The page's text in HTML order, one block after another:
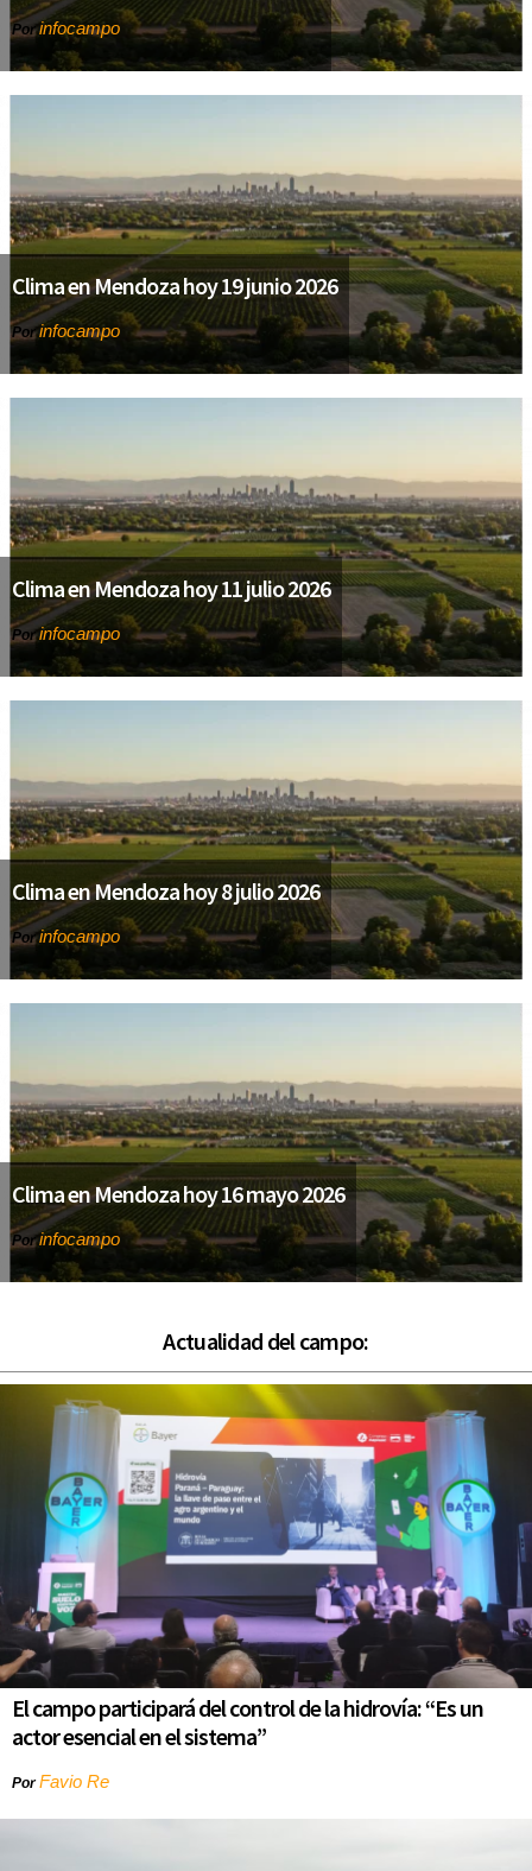
Porinfocampo
Clima en Mendoza hoy 19 junio 2026
Porinfocampo
Clima en Mendoza hoy 11 julio 2026
Porinfocampo
Clima en Mendoza hoy 8 julio 2026
Porinfocampo
Clima en Mendoza hoy 16 mayo 2026
Porinfocampo
Actualidad del campo:
El campo participará del control de la hidrovía: “Es un
actor esencial en el sistema”
PorFavio Re